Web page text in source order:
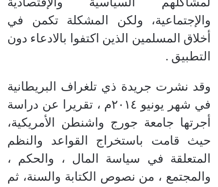
والإجتماعية، ولكن المشكلة تكمن في
أخلاق المسلمين الذين اكتفوا بالادعاء دون
التطبيق .
وقد نشرت جريدة ذي تلغراف البريطانية
في شهر يونيو ٢٠١٤م ، تقريرا عن دراسة
أجرتها جامعة جورج واشنطن الأمريكية،
حيث قامت باستخراج القواعد والنظم
المتعلقة في سياسة المال ، والحكم ،
والمجتمع ، من نصوص الكتابة والسنة، ثم